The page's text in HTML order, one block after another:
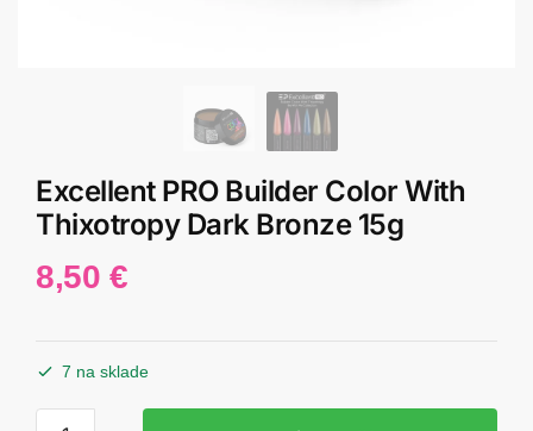
Excellent PRO Builder Color With
Thixotropy Dark Bronze 15g
8,50 €
7 na sklade